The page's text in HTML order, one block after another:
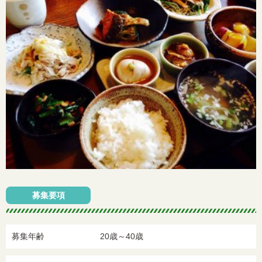
募集要項
募集年齢 20歳～40歳